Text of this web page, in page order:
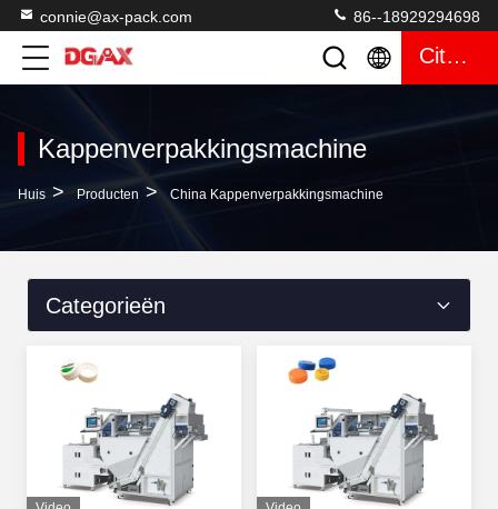
connie@ax-pack.com 86--18929294698
Citaat
Kappenverpakkingsmachine
Huis > Producten > China Kappenverpakkingsmachine
Categorieën